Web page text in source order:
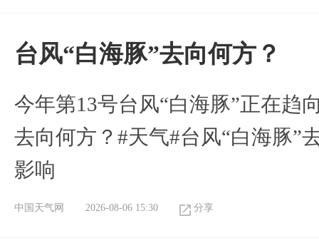
台风“白海豚”去向何方？
今年第13号台风“白海豚”正在趋
去向何方？#天气#台风“白海豚”
影响
中国天气网 2026-08-06 15:30 分享